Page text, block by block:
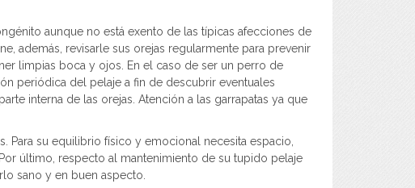
aunque no está exento de las típicas afecciones de
además, revisarle sus orejas regularmente para prevenir
limpias boca y ojos. En el caso de ser un perro de
periódica del pelaje a fin de descubrir eventuales
interna de las orejas. Atención a las garrapatas ya que
Para su equilibrio físico y emocional necesita espacio,
último, respecto al mantenimiento de su tupido pelaje
sano y en buen aspecto.